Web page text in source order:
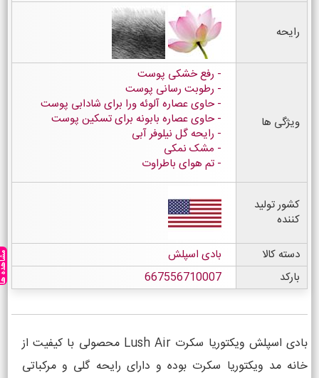
رایحه
ویژگی ها
رفع خشکی پوست
رطوبت رسانی پوست
حاوی عصاره آلوئه ورا برای شادابی پوست
حاوی عصاره بابونه برای تسکین پوست
رایحه گل نیلوفر آبی
مشک نمکی
تم هوای باطراوت
کشور تولید
کننده
دسته کالا
بادی اسپلش
بارکد
667556710007
بادی اسپلش ویکتوریا سکرت Lush Air محصولی با کیفیت از
خانه مد ویکتوریا سکرت بوده و دارای رایحه گلی و مرکباتی